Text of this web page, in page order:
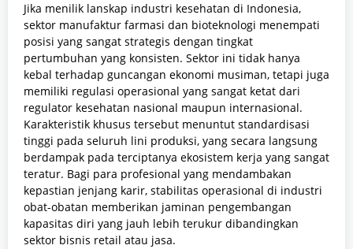
Jika menilik lanskap industri kesehatan di Indonesia,
sektor manufaktur farmasi dan bioteknologi menempati
posisi yang sangat strategis dengan tingkat
pertumbuhan yang konsisten. Sektor ini tidak hanya
kebal terhadap guncangan ekonomi musiman, tetapi juga
memiliki regulasi operasional yang sangat ketat dari
regulator kesehatan nasional maupun internasional.
Karakteristik khusus tersebut menuntut standardisasi
tinggi pada seluruh lini produksi, yang secara langsung
berdampak pada terciptanya ekosistem kerja yang sangat
teratur. Bagi para profesional yang mendambakan
kepastian jenjang karir, stabilitas operasional di industri
obat-obatan memberikan jaminan pengembangan
kapasitas diri yang jauh lebih terukur dibandingkan
sektor bisnis retail atau jasa.